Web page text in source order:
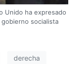
Unido ha expresado
socialista
derecha